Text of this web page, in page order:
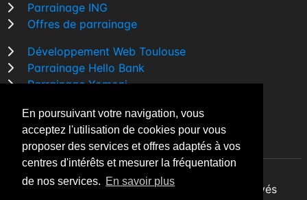
En poursuivant votre navigation, vous
acceptez l'utilisation de cookies pour vous
proposer des services et offres adaptés à vos
centres d'intérêts et mesurer la fréquentation
de nos services. En savoir plus
Parrainage ING
Offres de parrainage
Développement Web Toulouse
Parrainage Hello Bank
Parrainage Yomoni
Comparatif banque
By Night v5.7.3| © 2026 - Tous droits réservés